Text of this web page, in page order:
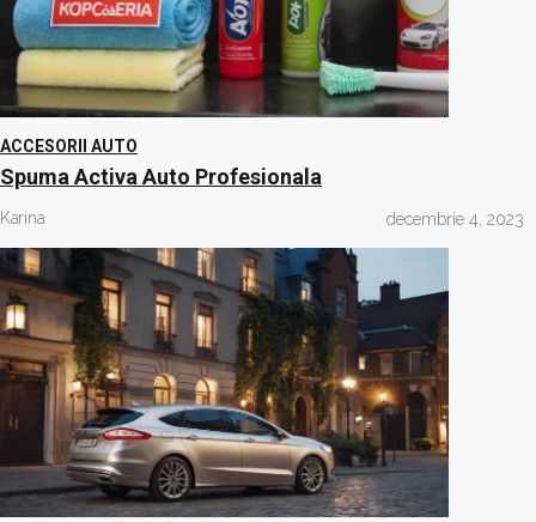
ACCESORII AUTO
Spuma Activa Auto Profesionala
Karina decembrie 4, 2023